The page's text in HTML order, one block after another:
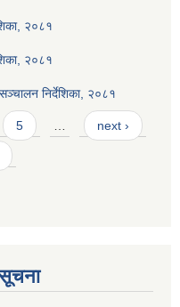
२०८१
२०८१
निर्देशिका, २०८१
5 next ›